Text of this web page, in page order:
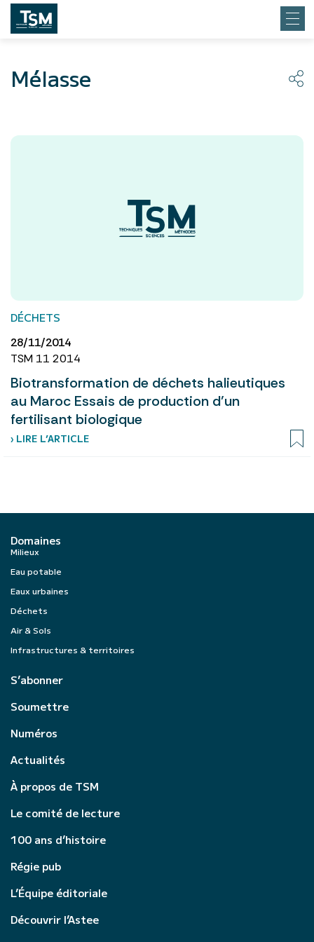
Mélasse
DÉCHETS
28/11/2014
TSM 11 2014
Biotransformation de déchets halieutiques
au Maroc Essais de production d’un
fertilisant biologique
› LIRE L’ARTICLE
Domaines
Milieux
Eau potable
Eaux urbaines
Déchets
Air & Sols
Infrastructures & territoires
S’abonner
Soumettre
Numéros
Actualités
À propos de TSM
Le comité de lecture
100 ans d’histoire
Régie pub
L’Équipe éditoriale
Découvrir l’Astee